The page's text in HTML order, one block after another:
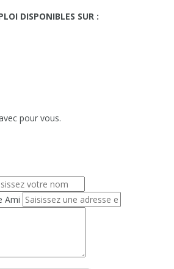
DISPONIBLES SUR :
pour vous.
Ami